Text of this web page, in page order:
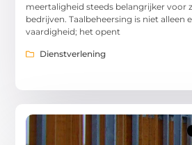
meertaligheid steeds belangrijker voor
bedrijven. Taalbeheersing is niet alleen
vaardigheid; het opent
Dienstverlening